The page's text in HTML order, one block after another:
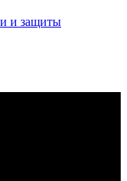
и защиты